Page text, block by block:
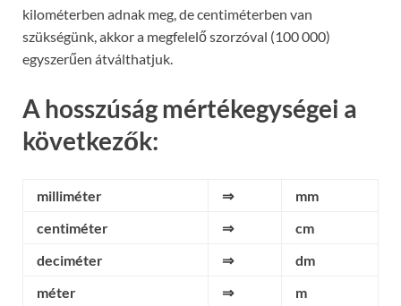
kilométerben adnak meg, de centiméterben van
szükségünk, akkor a megfelelő szorzóval (100 000)
egyszerűen átválthatjuk.
A hosszúság mértékegységei a
következők:
milliméter ⇒
mm
centiméter
⇒
cm
deciméter
⇒
dm
méter
⇒
m